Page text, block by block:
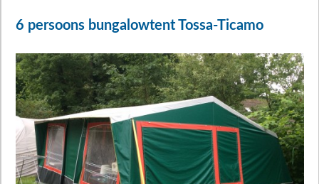
6 persoons bungalowtent Tossa-Ticamo